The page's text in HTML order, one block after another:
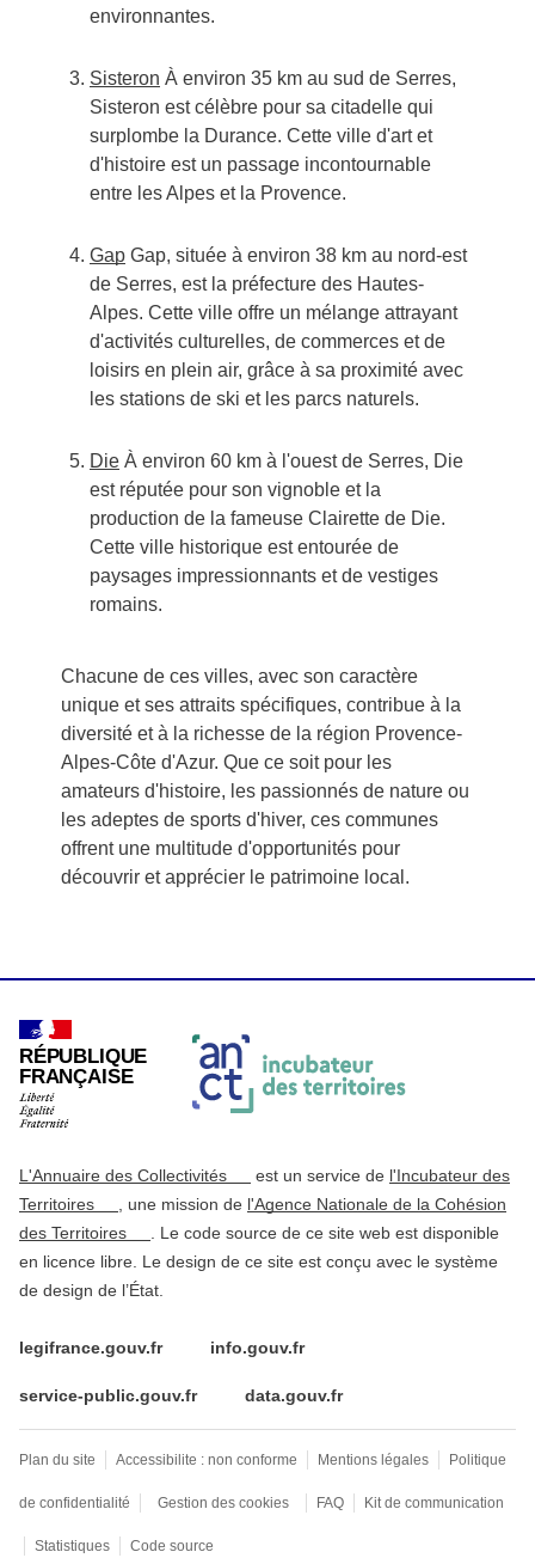
environnantes.
Sisteron À environ 35 km au sud de Serres,
Sisteron est célèbre pour sa citadelle qui
surplombe la Durance. Cette ville d'art et
d'histoire est un passage incontournable
entre les Alpes et la Provence.
GapGap, située à environ 38 km au nord-est
de Serres, est la préfecture des Hautes-
Alpes. Cette ville offre un mélange attrayant
d'activités culturelles, de commerces et de
loisirs en plein air, grâce à sa proximité avec
les stations de ski et les parcs naturels.
DieÀ environ 60 km à l'ouest de Serres, Die
est réputée pour son vignoble et la
production de la fameuse Clairette de Die.
Cette ville historique est entourée de
paysages impressionnants et de vestiges
romains.
Chacune de ces villes, avec son caractère
unique et ses attraits spécifiques, contribue à la
diversité et à la richesse de la région Provence-
Alpes-Côte d'Azur. Que ce soit pour les
amateurs d'histoire, les passionnés de nature ou
les adeptes de sports d'hiver, ces communes
offrent une multitude d'opportunités pour
découvrir et apprécier le patrimoine local.
RÉPUBLIQUE
FRANÇAISE
L'Annuaire des Collectivités est un service de l'Incubateur des
Territoires
, une mission de l'Agence Nationale de la Cohésion
des Territoires
. Le code source de ce site web est disponible
en licence libre. Le design de ce site est conçu avec le système
de design de l’État.
legifrance.gouv.fr info.gouv.fr
service-public.gouv.fr data.gouv.fr
Plan du site Accessibilite : non conforme Mentions légales Politique
de confidentialité Gestion des cookies FAQ Kit de communication
Statistiques Code source